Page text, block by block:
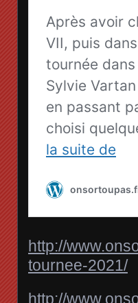
http://
tournee-2021/
http://